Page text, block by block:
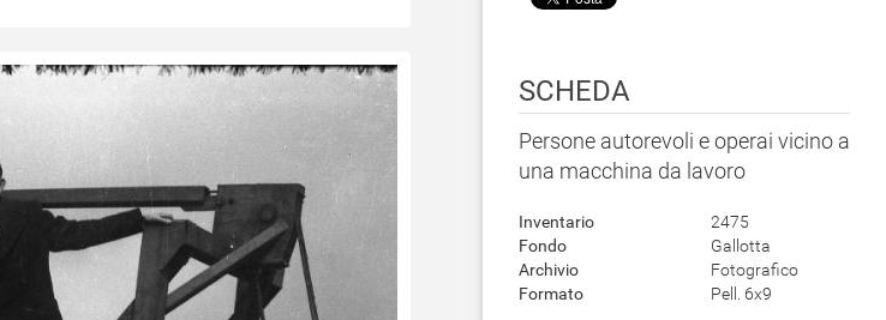
SCHEDA
Persone autorevoli e operai vicino a
una macchina da lavoro
Inventario
2475
Fondo
Gallotta
Archivio
Fotografico
Formato
Pell. 6x9